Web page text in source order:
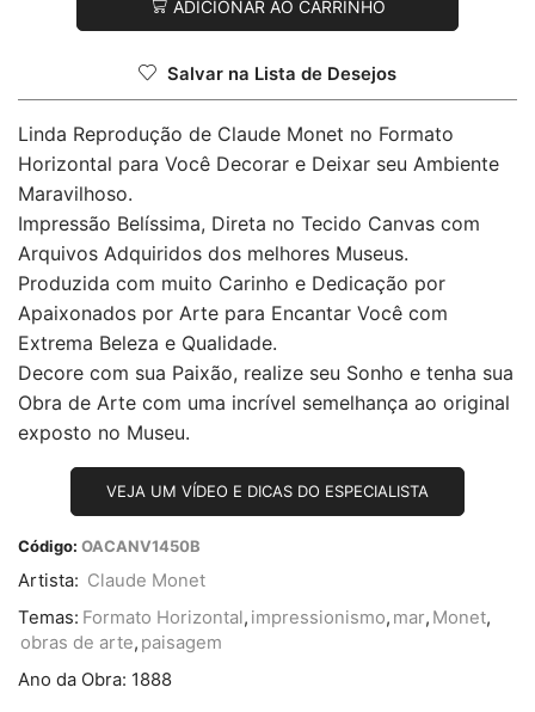
ADICIONAR AO CARRINHO
Salvar na Lista de Desejos
Linda Reprodução de Claude Monet no Formato
Horizontal para Você Decorar e Deixar seu Ambiente
Maravilhoso.
Impressão Belíssima, Direta no Tecido Canvas com
Arquivos Adquiridos dos melhores Museus.
Produzida com muito Carinho e Dedicação por
Apaixonados por Arte para Encantar Você com
Extrema Beleza e Qualidade.
Decore com sua Paixão, realize seu Sonho e tenha sua
Obra de Arte com uma incrível semelhança ao original
exposto no Museu.
VEJA UM VÍDEO E DICAS DO ESPECIALISTA
Código: OACANV1450B
Artista: Claude Monet
Temas: Formato Horizontal, impressionismo, mar, Monet,
obras de arte, paisagem
Ano da Obra: 1888